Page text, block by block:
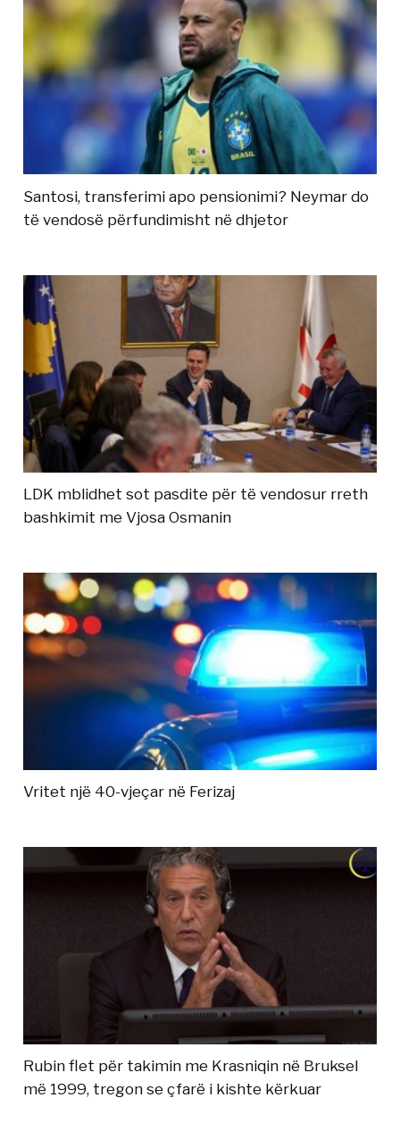
Santosi, transferimi apo pensionimi? Neymar do
të vendosë përfundimisht në dhjetor
LDK mblidhet sot pasdite për të vendosur rreth
bashkimit me Vjosa Osmanin
Vritet një 40-vjeçar në Ferizaj
Rubin flet për takimin me Krasniqin në Bruksel
më 1999, tregon se çfarë i kishte kërkuar